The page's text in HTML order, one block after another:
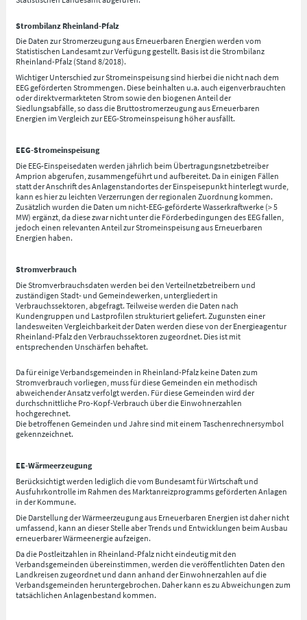
Strombilanz Rheinland-Pfalz
Die Daten zur Stromerzeugung aus Erneuerbaren Energien werden vom
Statistischen Landesamt zur Verfügung gestellt. Basis ist die Strombilanz
Rheinland-Pfalz (Stand 8/2018).
Wichtiger Unterschied zur Stromeinspeisung sind hierbei die nicht nach dem
EEG geförderten Strommengen. Diese beinhalten u.a. auch eigenverbrauchten
oder direktvermarkteten Strom sowie den biogenen Anteil der
Siedlungsabfälle, so dass die Bruttostromerzeugung aus Erneuerbaren
Energien im Vergleich zur EEG-Stromeinspeisung höher ausfällt.
EEG-Stromeinspeisung
Die EEG-Einspeisedaten werden jährlich beim Übertragungsnetzbetreiber
Amprion abgerufen, zusammengeführt und aufbereitet. Da in einigen Fällen
statt der Anschrift des Anlagenstandortes der Einspeisepunkt hinterlegt wurde,
kann es hier zu leichten Verzerrungen der regionalen Zuordnung kommen.
Zusätzlich wurden die Daten um nicht-EEG-geförderte Wasserkraftwerke (> 5
MW) ergänzt, da diese zwar nicht unter die Förderbedingungen des EEG fallen,
jedoch einen relevanten Anteil zur Stromeinspeisung aus Erneuerbaren
Energien haben.
Stromverbrauch
Die Stromverbrauchsdaten werden bei den Verteilnetzbetreibern und
zuständigen Stadt- und Gemeindewerken, untergliedert in
Verbrauchssektoren, abgefragt. Teilweise werden die Daten nach
Kundengruppen und Lastprofilen strukturiert geliefert. Zugunsten einer
landesweiten Vergleichbarkeit der Daten werden diese von der Energieagentur
Rheinland-Pfalz den Verbrauchssektoren zugeordnet. Dies ist mit
entsprechenden Unschärfen behaftet.
Da für einige Verbandsgemeinden in Rheinland-Pfalz keine Daten zum
Stromverbrauch vorliegen, muss für diese Gemeinden ein methodisch
abweichender Ansatz verfolgt werden. Für diese Gemeinden wird der
durchschnittliche Pro-Kopf-Verbrauch über die Einwohnerzahlen
hochgerechnet.
Die betroffenen Gemeinden und Jahre sind mit einem Taschenrechnersymbol
gekennzeichnet.
EE-Wärmeerzeugung
Berücksichtigt werden lediglich die vom Bundesamt für Wirtschaft und
Ausfuhrkontrolle im Rahmen des Marktanreizprogramms geförderten Anlagen
in der Kommune.
Die Darstellung der Wärmeerzeugung aus Erneuerbaren Energien ist daher nicht
umfassend, kann an dieser Stelle aber Trends und Entwicklungen beim Ausbau
erneuerbarer Wärmeenergie aufzeigen.
Da die Postleitzahlen in Rheinland-Pfalz nicht eindeutig mit den
Verbandsgemeinden übereinstimmen, werden die veröffentlichten Daten den
Landkreisen zugeordnet und dann anhand der Einwohnerzahlen auf die
Verbandsgemeinden heruntergebrochen. Daher kann es zu Abweichungen zum
tatsächlichen Anlagenbestand kommen.